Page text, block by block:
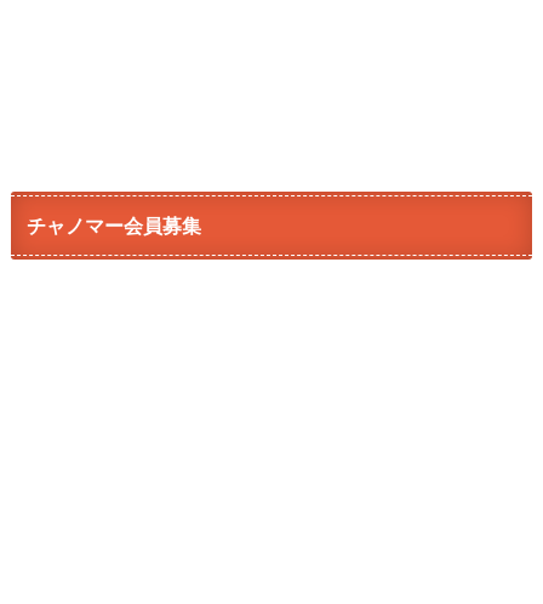
チャノマー会員募集